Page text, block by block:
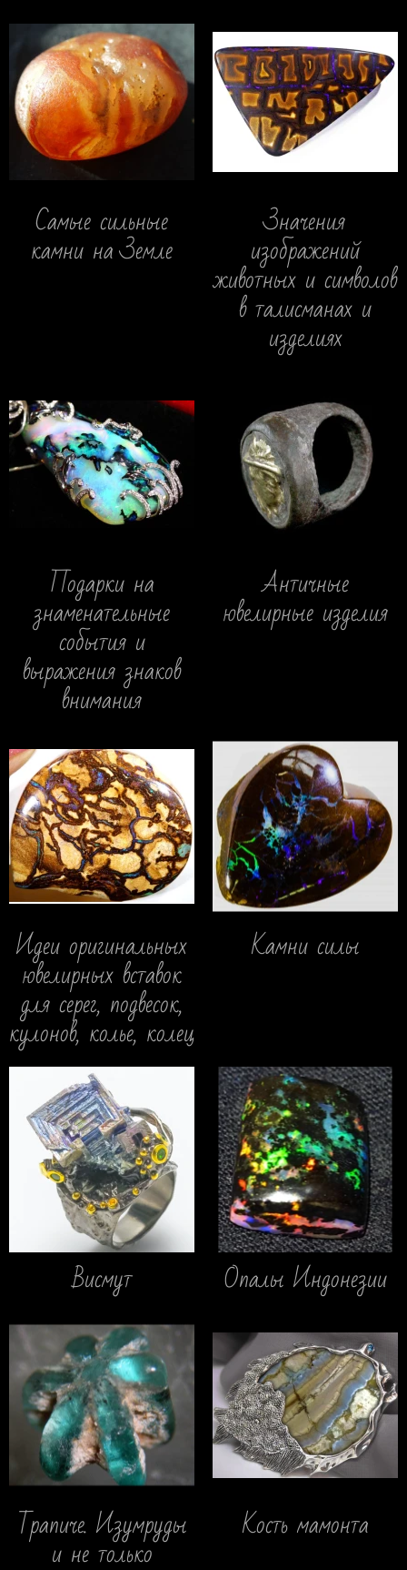
Самые сильные
камни на Земле
Значения
изображений
животных и символов
в талисманах и
изделиях
Подарки на
знаменательные
события и
выражения знаков
внимания
Античные
ювелирные изделия
Идеи оригинальных
ювелирных вставок
для серег, подвесок,
кулонов, колье, колец
Камни силы
Висмут Опалы Индонезии
Трапиче. Изумруды
и не только
Кость мамонта